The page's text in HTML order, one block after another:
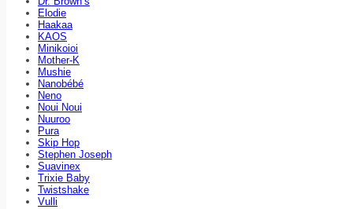
Elodie
Haakaa
KAOS
Minikoioi
Mother-K
Mushie
Nanobébé
Neno
Noui Noui
Nuuroo
Pura
Skip Hop
Stephen Joseph
Suavinex
Trixie Baby
Twistshake
Vulli